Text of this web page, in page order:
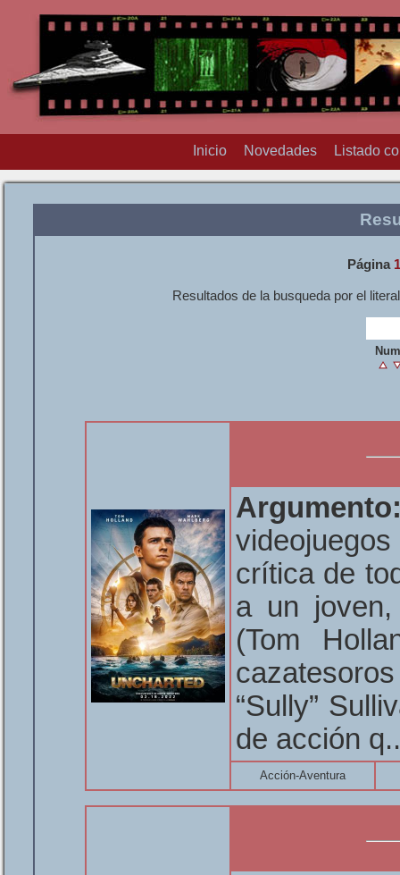
Inicio Novedades Listado
Página
Resultados de la busqueda por el
crítica de
a un
(Tom
“Sully”
de acción
Acción-Aventura